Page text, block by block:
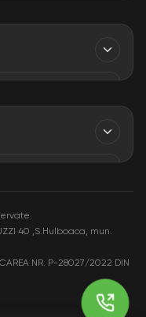
40 ,S.Hulboaca, mun.
NR. P-28027/2022 DIN